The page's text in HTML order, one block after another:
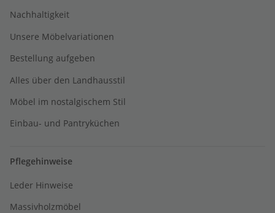
Nachhaltigkeit
Unsere Möbelvariationen
Bestellung aufgeben
Alles über den Landhausstil
Möbel im nostalgischem Stil
Einbau- und Pantryküchen
Pflegehinweise
Leder Hinweise
Massivholzmöbel